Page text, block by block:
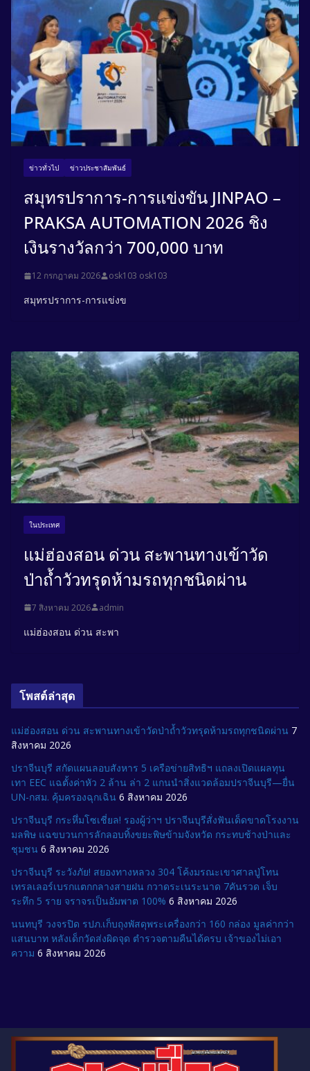
ข่าวทั่วไป ข่าวประชาสัมพันธ์
สมุทรปราการ-การแข่งขัน JINPAO –
PRAKSA AUTOMATION 2026 ชิง
เงินรางวัลกว่า 700,000 บาท
12 กรกฎาคม 2026 osk103 osk103
สมุทรปราการ-การแข่งข
ในประเทศ
แม่ฮ่องสอน ด่วน สะพานทางเข้าวัด
ป่าถ้ำวัวทรุดห้ามรถทุกชนิดผ่าน
7 สิงหาคม 2026 admin
แม่ฮ่องสอน ด่วน สะพา
โพสต์ล่าสุด
แม่ฮ่องสอน ด่วน สะพานทางเข้าวัดป่าถ้ำวัวทรุดห้ามรถทุกชนิดผ่าน 7
สิงหาคม 2026
ปราจีนบุรี สกัดแผนลอบสังหาร 5 เครือข่ายสิทธิฯ แถลงเปิดแผลทุน
เทา EEC แฉตั้งค่าหัว 2 ล้าน ล่า 2 แกนนำสิ่งแวดล้อมปราจีนบุรี—ยื่น
UN-กสม. คุ้มครองฉุกเฉิน 6 สิงหาคม 2026
ปราจีนบุรี กระหึ่มโซเชี่ยล! รองผู้ว่าฯ ปราจีนบุรีสั่งฟันเด็ดขาดโรงงาน
มลพิษ แฉขบวนการลักลอบทิ้งขยะพิษข้ามจังหวัด กระทบช้างป่าและ
ชุมชน 6 สิงหาคม 2026
ปราจีนบุรี ระวังภัย! สยองทางหลวง 304 โค้งมรณะเขาศาลปู่โทน
เทรลเลอร์เบรกแตกกลางสายฝน กวาดระเนระนาด 7คันรวด เจ็บ
ระทึก 5 ราย จราจรเป็นอัมพาต 100% 6 สิงหาคม 2026
นนทบุรี วงจรปิด รปภ.เก็บถุงพัสดุพระเครื่องกว่า 160 กล่อง มูลค่ากว่า
แสนบาท หลังเด็กวัดส่งผิดจุด ตำรวจตามคืนได้ครบ เจ้าของไม่เอา
ความ 6 สิงหาคม 2026